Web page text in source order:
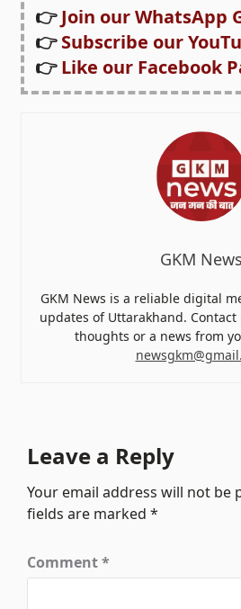
👉Join our WhatsApp
👉Subscribe our
👉Like our Facebook
GKM News
GKM News is a reliable digital
updates of Uttarakhand.
thoughts or a news from
Leave a Reply
Your email address will not be
fields are marked*
Comment*